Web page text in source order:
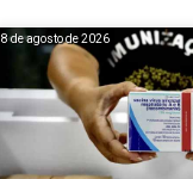
8 de agosto de 2026